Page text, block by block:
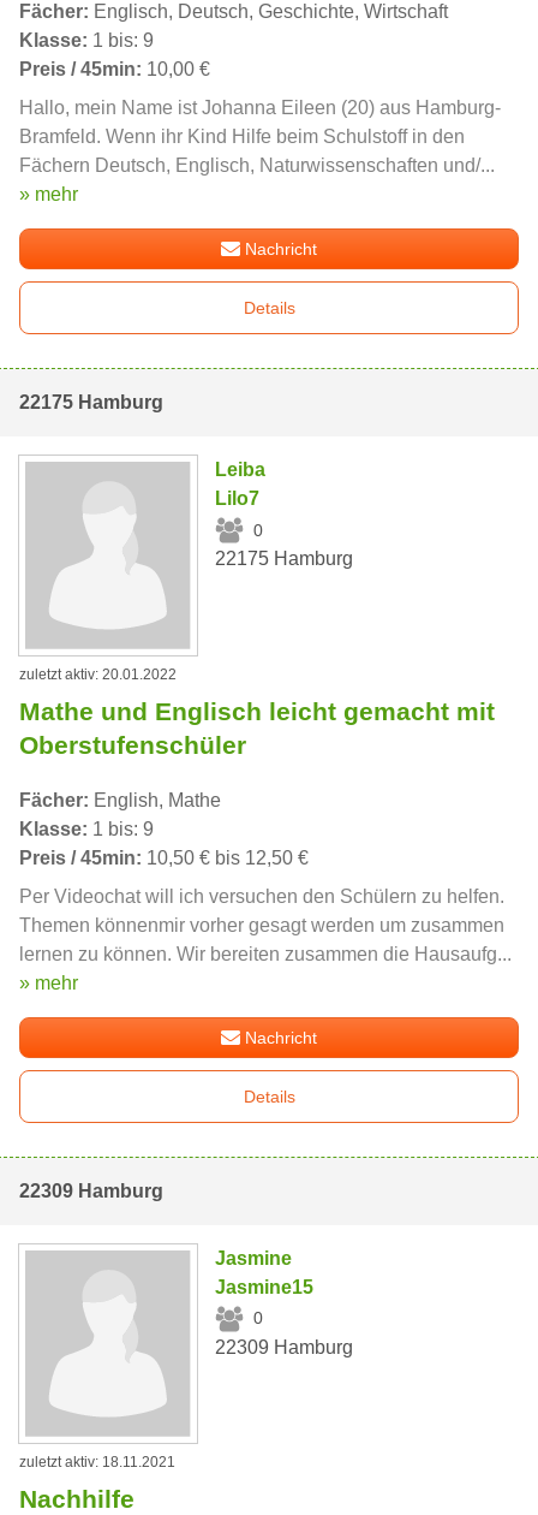
Fächer: Englisch, Deutsch, Geschichte, Wirtschaft
Klasse: 1 bis: 9
Preis / 45min: 10,00 €
Hallo, mein Name ist Johanna Eileen (20) aus Hamburg-
Bramfeld. Wenn ihr Kind Hilfe beim Schulstoff in den
Fächern Deutsch, Englisch, Naturwissenschaften und/...
» mehr
Nachricht
Details
22175 Hamburg
Leiba
Lilo7
0
22175 Hamburg
zuletzt aktiv: 20.01.2022
Mathe und Englisch leicht gemacht mit
Oberstufenschüler
Fächer: English, Mathe
Klasse: 1 bis: 9
Preis / 45min: 10,50 € bis 12,50 €
Per Videochat will ich versuchen den Schülern zu helfen.
Themen könnenmir vorher gesagt werden um zusammen
lernen zu können. Wir bereiten zusammen die Hausaufg...
» mehr
Nachricht
Details
22309 Hamburg
Jasmine
Jasmine15
0
22309 Hamburg
zuletzt aktiv: 18.11.2021
Nachhilfe